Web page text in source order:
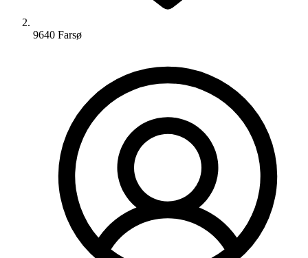
9640 Farsø